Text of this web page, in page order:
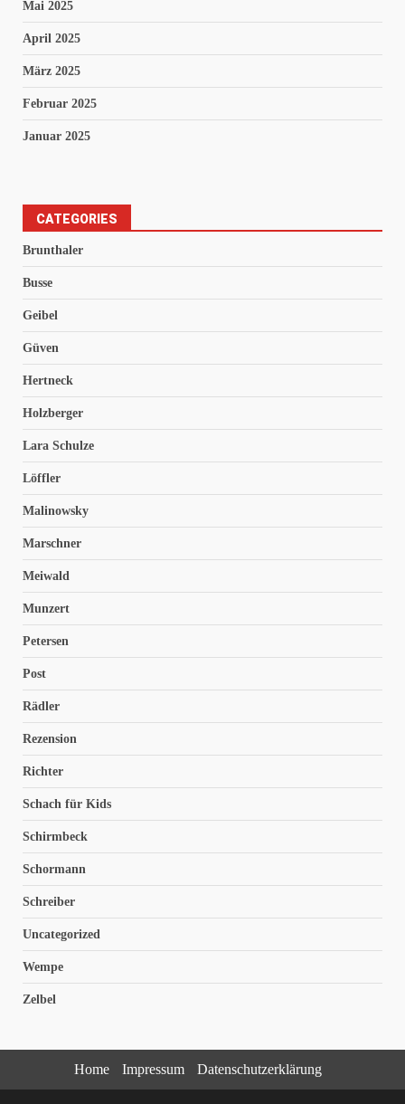
Mai 2025
April 2025
März 2025
Februar 2025
Januar 2025
CATEGORIES
Brunthaler
Busse
Geibel
Güven
Hertneck
Holzberger
Lara Schulze
Löffler
Malinowsky
Marschner
Meiwald
Munzert
Petersen
Post
Rädler
Rezension
Richter
Schach für Kids
Schirmbeck
Schormann
Schreiber
Uncategorized
Wempe
Zelbel
Home Impressum Datenschutzerklärung